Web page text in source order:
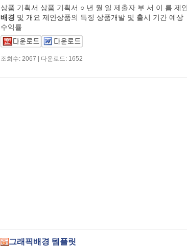
상품 기획서 상품 기획서 ○ 년 월 일 제출자 부 서 이 름 제
배경 및 개요 제안상품의 특징 상품개발 및 출시 기간 예상
수익률
조회수: 2067 | 다운로드: 1652
그래픽배경 템플릿